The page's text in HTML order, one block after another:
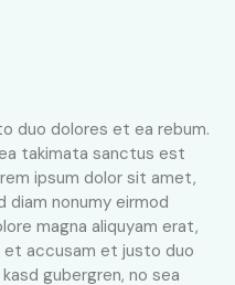
duo dolores et ea rebum.
takimata sanctus est
ipsum dolor sit amet,
nonumy eirmod
magna aliquyam erat,
et accusam et justo duo
gubergren, no sea